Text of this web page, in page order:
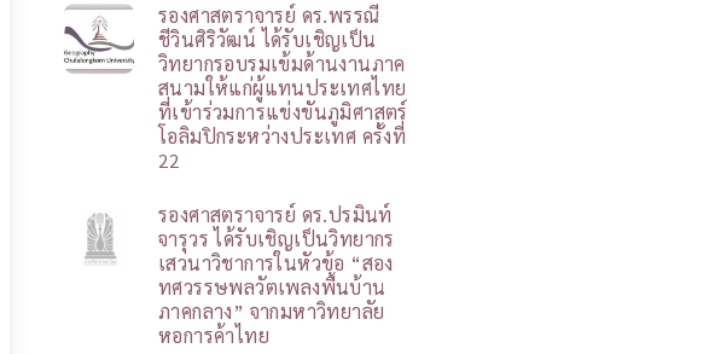
รองศาสตราจารย์ ดร.พรรณี
ชีวินศิริวัฒน์ ได้รับเชิญเป็น
วิทยากรอบรมเข้มด้านงานภาค
สนามให้แก่ผู้แทนประเทศไทย
ที่เข้าร่วมการแข่งขันภูมิศาสตร์
โอลิมปิกระหว่างประเทศ ครั้งที่
22
รองศาสตราจารย์ ดร.ปรมินท์
จารุวร ได้รับเชิญเป็นวิทยากร
เสวนาวิชาการในหัวข้อ “สอง
ทศวรรษพลวัตเพลงพื้นบ้าน
ภาคกลาง” จากมหาวิทยาลัย
หอการค้าไทย